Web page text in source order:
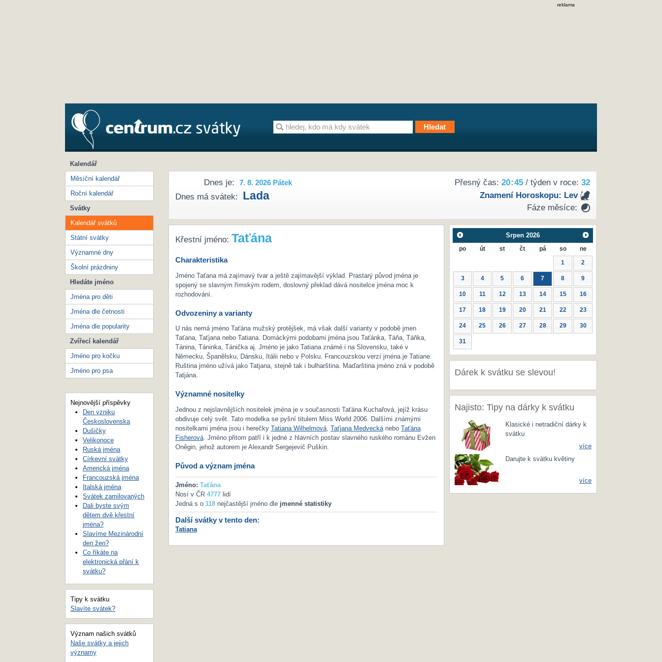
reklama
Přesný čas: 20:45/ týden v roce: 32
Znamení Horoskopu: Lev
Fáze měsíce:
Dnes je: 7. 8. 2026 Pátek
Dnes má svátek: Lada
Křestní jméno: Taťána
Charakteristika
Jméno Taťana má zajímavý tvar a ještě zajímavější výklad. Prastarý původ jména je
spojený se slavným římským rodem, doslovný překlad dává nositelce jména moc k
rozhodování.
Odvozeniny a varianty
U nás nemá jméno Taťána mužský protějšek, má však další varianty v podobě jmen
Taťana, Taťjana nebo Tatiana. Domáckými podobami jména jsou Taťánka, Táňa, Táňka,
Tánina, Táninka, Tánička aj. Jméno je jako Tatiana známé i na Slovensku, také v
Německu, Španělsku, Dánsku, Itálii nebo v Polsku. Francouzskou verzí jména je Tatiane.
Ruština jméno užívá jako Tatjana, stejně tak i bulharština. Maďarština jméno zná v podobě
Tatjána.
Významné nositelky
Jednou z nejslavnějších nositelek jména je v současnosti Taťána Kuchařová, jejíž krásu
obdivuje celý svět. Tato modelka se pyšní titulem Miss World 2006. Dalšími známými
nositelkami jména jsou i herečky Tatiana Wilhelmová, Taťjana Medveckánebo Taťána
Fisherová. Jméno přitom patří i k jedné z hlavních postav slavného ruského románu Evžen
Oněgin, jehož autorem je Alexandr Sergejevič Puškin.
Původ a význam jména
Jméno: Taťána
Nosí v ČR 4777lidí
Jedná s o 118nejčastější jméno dle jmenné statistiky
Další svátky v tento den:
Tatiana
Srpen 2026
po út st čt pá so ne
1 2
3 4 5 6 7 8 9
10 11 12 13 14 15 16
17 18 19 20 21 22 23
24 25 26 27 28 29 30
31
Dárek k svátku se slevou!
Najisto: Tipy na dárky k svátku
Klasické i netradiční dárky k
svátku
více
Darujte k svátku květiny
více
Kalendář
Měsíční kalendář
Roční kalendář
Svátky
Kalendář svátků
Státní svátky
Významné dny
Školní prázdniny
Hledáte jméno
Jména pro děti
Jména dle četnosti
Jména dle popularity
Zvířecí kalendář
Jméno pro kočku
Jméno pro psa
Nejnovější příspěvky
Den vzniku
Československa
Dušičky
Velikonoce
Ruská jména
Církevní svátky
Americká jména
Francouzská jména
Italská jména
Svátek zamilovaných
Dali byste svým
dětem dvě křestní
jména?
Slavíme Mezinárodní
den žen?
Co říkáte na
elektronická přání k
svátku?
Tipy k svátku
Slavíte svátek?
Význam našich svátků
Naše svátky a jejich
významy